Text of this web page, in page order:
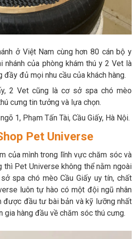
ở Việt Nam cùng hơn 80 cán bộ y
của phòng khám thú y 2 Vet là
đầy đủ mọi nhu cầu của khách hàng.
2 Vet cũng là cơ sở spa chó mèo
cưng tin tưởng và lựa chọn.
1, Phạm Tấn Tài, Cầu Giấy, Hà Nội.
Pet Universe
của mình trong lĩnh vực chăm sóc và
thì Pet Universe không thể nằm ngoài
spa chó mèo Cầu Giấy uy tín, chất
luôn tự hào có một đội ngũ nhân
được đầu tư bài bản và kỹ lưỡng nhất
gia hàng đầu về chăm sóc thú cưng.